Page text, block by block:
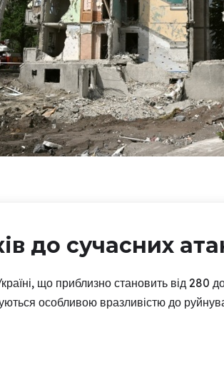
до сучасних
що приблизно становить від 280
особливою вразливістю до